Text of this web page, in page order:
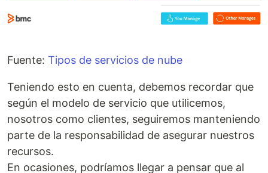
Fuente: Tipos de servicios de nube
Teniendo esto en cuenta, debemos recordar que
según el modelo de servicio que utilicemos,
nosotros como clientes, seguiremos manteniendo
parte de la responsabilidad de asegurar nuestros
recursos.
En ocasiones, podríamos llegar a pensar que al